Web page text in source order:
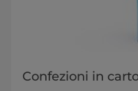
Confezioni in